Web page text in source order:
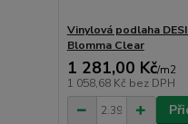
Vinylová podlaha
Blomma Clear
1 281,00 Kč/m2
1 058,68 Kč bez DPH